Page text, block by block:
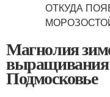
Магнолия
Подмосковье